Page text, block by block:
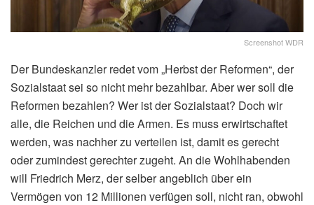
Screenshot WDR
Der Bundeskanzler redet vom „Herbst der Reformen“, der
Sozialstaat sei so nicht mehr bezahlbar. Aber wer soll die
Reformen bezahlen? Wer ist der Sozialstaat? Doch wir
alle, die Reichen und die Armen. Es muss erwirtschaftet
werden, was nachher zu verteilen ist, damit es gerecht
oder zumindest gerechter zugeht. An die Wohlhabenden
will Friedrich Merz, der selber angeblich über ein
Vermögen von 12 Millionen verfügen soll, nicht ran, obwohl